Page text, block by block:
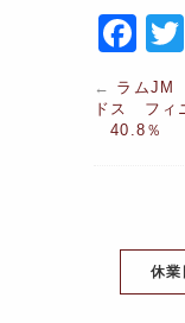
F
a
c
e
o
k
← ラムJM
ドス フィ
40.8％
休業